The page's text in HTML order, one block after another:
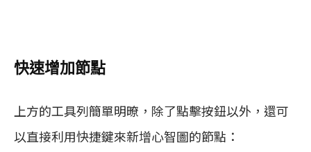
快速增加節點
上方的工具列簡單明暸，除了點擊按鈕以外，還可
以直接利用快捷鍵來新增心智圖的節點：